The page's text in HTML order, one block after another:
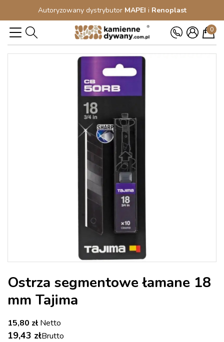
Autoryzowany dystrybutor MAPEI i Renoplast
0
Ostrza segmentowe łamane 18
mm Tajima
15,80 zł Netto
19,43 złBrutto